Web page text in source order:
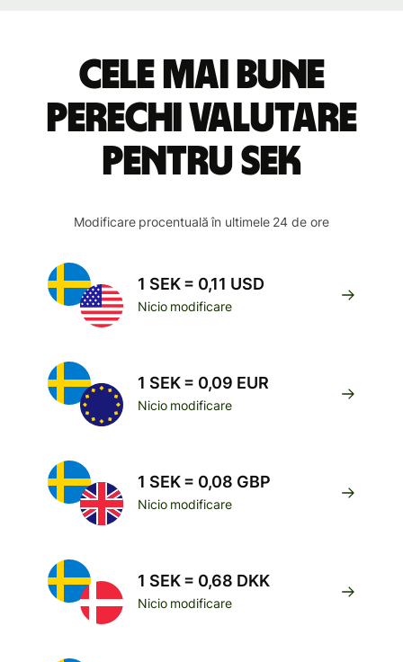
Cele mai bune
perechi valutare
pentru SEK
Modificare procentuală în ultimele 24 de ore
1 SEK = 0,11 USD
Nicio modificare
1 SEK = 0,09 EUR
Nicio modificare
1 SEK = 0,08 GBP
Nicio modificare
1 SEK = 0,68 DKK
Nicio modificare